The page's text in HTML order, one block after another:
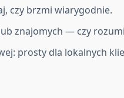
czy brzmi wiarygodnie.
znajomych — czy
prosty dla lokalnych